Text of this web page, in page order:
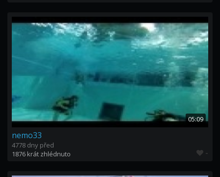
05:09
nemo33
4778 dny před
1876 krát zhlédnuto
-